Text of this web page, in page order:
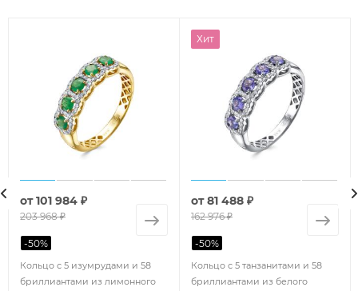
Кольцо с 5 изумрудами и 58
бриллиантами из лимонного
от101 984 ₽
203 968 ₽
-50%
Хит
Кольцо с 5 танзанитами и 58
бриллиантами из белого
от81 488 ₽
162 976 ₽
-50%